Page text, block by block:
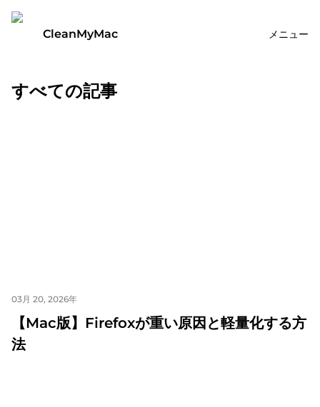
CleanMyMac メニュー
すべての記事
03月 20, 2026年
【Mac版】Firefoxが重い原因と軽量化する方
法